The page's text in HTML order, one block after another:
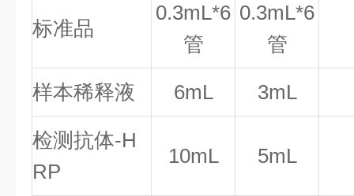
标准品
0.3mL*6
管
0.3mL*6
管
样本稀释液 6mL 3mL
检测抗体-H
RP
10mL 5mL